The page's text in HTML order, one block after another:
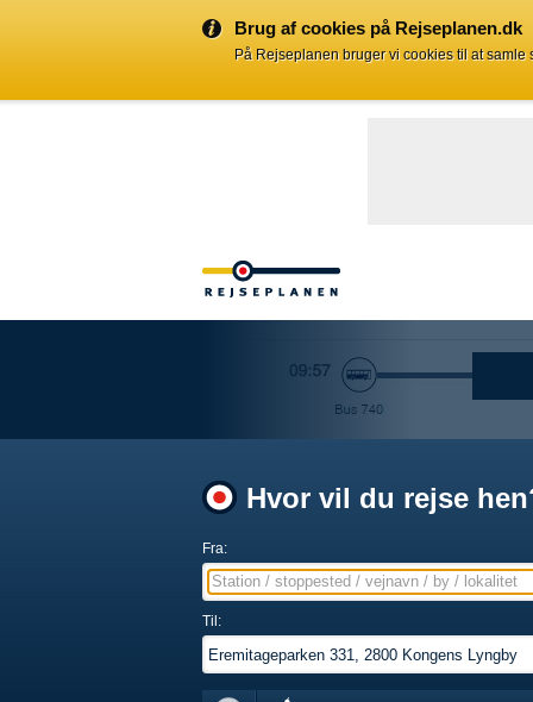
Brug af cookies på Rejseplanen.dk
På Rejseplanen bruger vi cookies til at
Hvor vil du rejse
Fra:
Station / stoppested / vejnavn / by / lokalitet
Til: